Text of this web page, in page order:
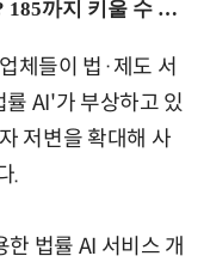
체들이 법·제도 서
AI'가 부상하고 있
저변을 확대해 사
.
법률 AI 서비스 개